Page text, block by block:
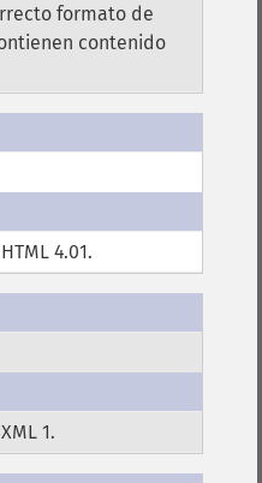
formato de
contenido
4.01.
1.